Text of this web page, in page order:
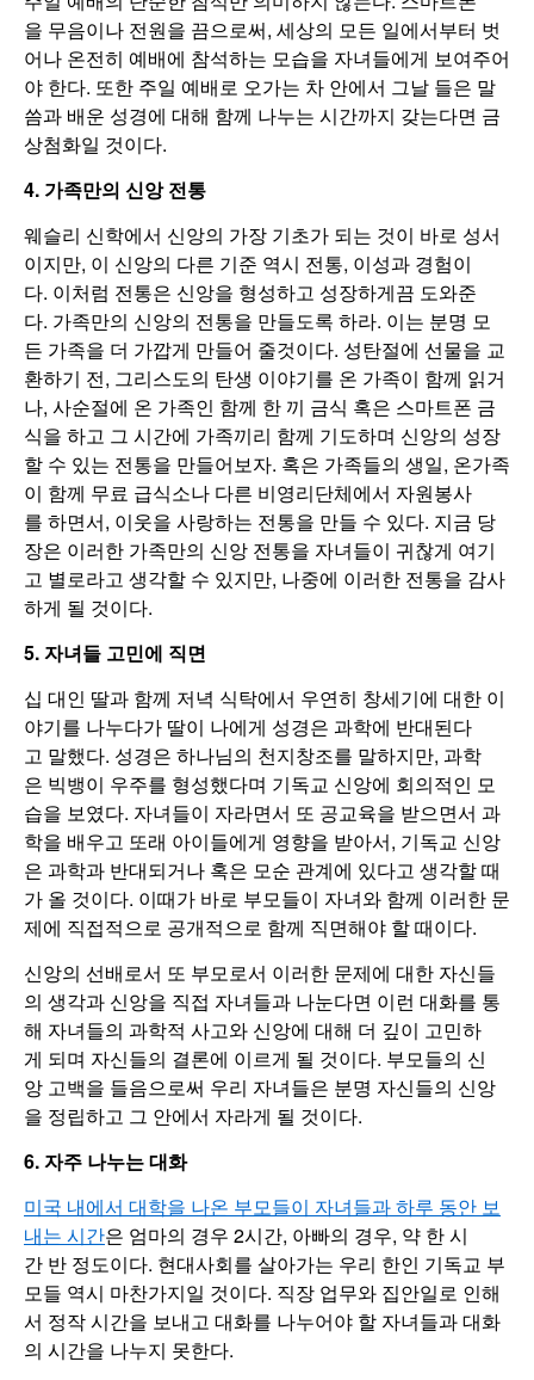
을 무음이나 전원을 끔으로써, 세상의 모든 일에서부터 벗
어나 온전히 예배에 참석하는 모습을 자녀들에게 보여주어
야 한다. 또한 주일 예배로 오가는 차 안에서 그날 들은 말
씀과 배운 성경에 대해 함께 나누는 시간까지 갖는다면 금
상첨화일 것이다.
4. 가족만의 신앙 전통
웨슬리 신학에서 신앙의 가장 기초가 되는 것이 바로 성서
이지만, 이 신앙의 다른 기준 역시 전통, 이성과 경험이
다. 이처럼 전통은 신앙을 형성하고 성장하게끔 도와준
다. 가족만의 신앙의 전통을 만들도록 하라. 이는 분명 모
든 가족을 더 가깝게 만들어 줄것이다. 성탄절에 선물을 교
환하기 전, 그리스도의 탄생 이야기를 온 가족이 함께 읽거
나, 사순절에 온 가족인 함께 한 끼 금식 혹은 스마트폰 금
식을 하고 그 시간에 가족끼리 함께 기도하며 신앙의 성장
할 수 있는 전통을 만들어보자. 혹은 가족들의 생일, 온가족
이 함께 무료 급식소나 다른 비영리단체에서 자원봉사
를 하면서, 이웃을 사랑하는 전통을 만들 수 있다. 지금 당
장은 이러한 가족만의 신앙 전통을 자녀들이 귀찮게 여기
고 별로라고 생각할 수 있지만, 나중에 이러한 전통을 감사
하게 될 것이다.
5. 자녀들 고민에 직면
십 대인 딸과 함께 저녁 식탁에서 우연히 창세기에 대한 이
야기를 나누다가 딸이 나에게 성경은 과학에 반대된다
고 말했다. 성경은 하나님의 천지창조를 말하지만, 과학
은 빅뱅이 우주를 형성했다며 기독교 신앙에 회의적인 모
습을 보였다. 자녀들이 자라면서 또 공교육을 받으면서 과
학을 배우고 또래 아이들에게 영향을 받아서, 기독교 신앙
은 과학과 반대되거나 혹은 모순 관계에 있다고 생각할 때
가 올 것이다. 이때가 바로 부모들이 자녀와 함께 이러한 문
제에 직접적으로 공개적으로 함께 직면해야 할 때이다.
신앙의 선배로서 또 부모로서 이러한 문제에 대한 자신들
의 생각과 신앙을 직접 자녀들과 나눈다면 이런 대화를 통
해 자녀들의 과학적 사고와 신앙에 대해 더 깊이 고민하
게 되며 자신들의 결론에 이르게 될 것이다. 부모들의 신
앙 고백을 들음으로써 우리 자녀들은 분명 자신들의 신앙
을 정립하고 그 안에서 자라게 될 것이다.
6. 자주 나누는 대화
미국 내에서 대학을 나온 부모들이 자녀들과 하루 동안 보
내는 시간은 엄마의 경우 2시간, 아빠의 경우, 약 한 시
간 반 정도이다. 현대사회를 살아가는 우리 한인 기독교 부
모들 역시 마찬가지일 것이다. 직장 업무와 집안일로 인해
서 정작 시간을 보내고 대화를 나누어야 할 자녀들과 대화
의 시간을 나누지 못한다.